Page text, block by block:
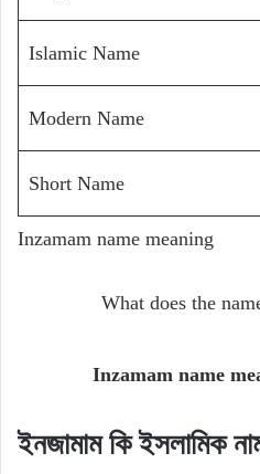
Islamic Name
Modern Name
Short Name
Inzamam name meaning
What does the
Inzamam name
ইনজামামকিইসলামিক